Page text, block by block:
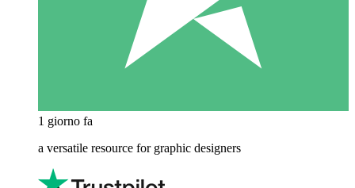
1 giorno fa
a versatile resource for graphic designers